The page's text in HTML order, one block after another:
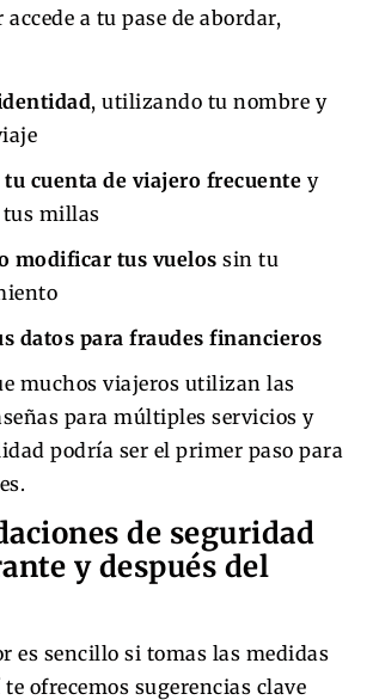
a tu pase de abordar,
, utilizando tu nombre y
tu cuenta de viajero frecuente y
millas
modificar tus vuelos sin tu
datos para fraudes financieros
muchos viajeros utilizan las
para múltiples servicios y
podría ser el primer paso para
de seguridad
y después del
es sencillo si tomas las medidas
ofrecemos sugerencias clave